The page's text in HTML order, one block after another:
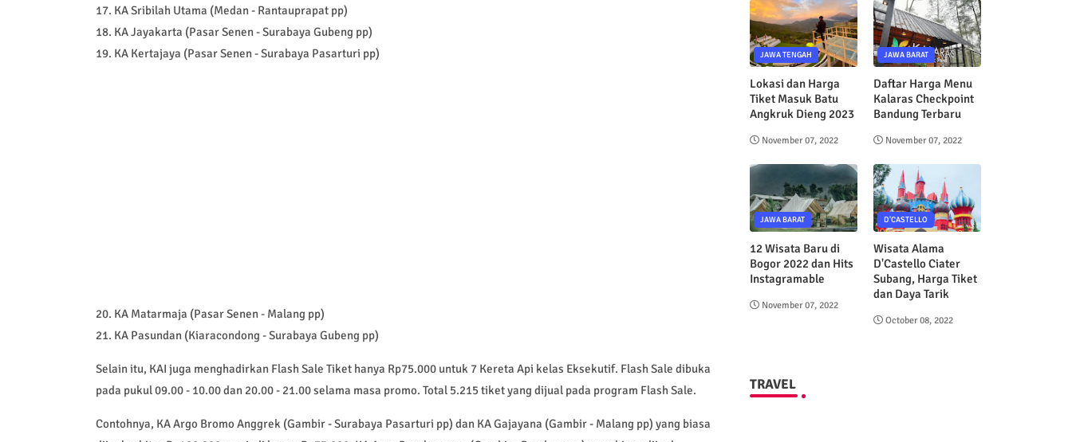
17. KA Sribilah Utama (Medan - Rantauprapat pp)
18. KA Jayakarta (Pasar Senen - Surabaya Gubeng pp)
19. KA Kertajaya (Pasar Senen - Surabaya Pasarturi pp)
20. KA Matarmaja (Pasar Senen - Malang pp)
21. KA Pasundan (Kiaracondong - Surabaya Gubeng pp)
Selain itu, KAI juga menghadirkan Flash Sale Tiket hanya Rp75.000 untuk 7 Kereta Api kelas Eksekutif. Flash Sale dibuka
pada pukul 09.00 - 10.00 dan 20.00 - 21.00 selama masa promo. Total 5.215 tiket yang dijual pada program Flash Sale.
Contohnya, KA Argo Bromo Anggrek (Gambir - Surabaya Pasarturi pp) dan KA Gajayana (Gambir - Malang pp) yang biasa
JAWA TENGAH
Lokasi dan Harga
Tiket Masuk Batu
Angkruk Dieng 2023
November 07, 2022
JAWA BARAT
Daftar Harga Menu
Kalaras Checkpoint
Bandung Terbaru
November 07, 2022
JAWA BARAT
12 Wisata Baru di
Bogor 2022 dan Hits
Instagramable
November 07, 2022
D'CASTELLO
Wisata Alama
D'Castello Ciater
Subang, Harga Tiket
dan Daya Tarik
October 08, 2022
TRAVEL